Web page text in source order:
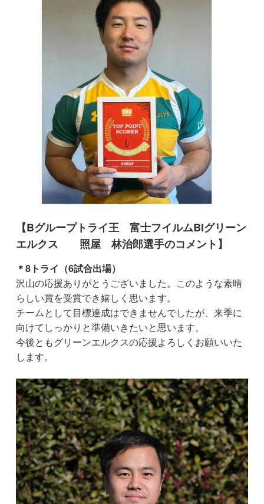
【Bグループトライ王 富士フイルムBIグリーン
エルクス 照屋 林治郎選手のコメント】
＊8トライ（6試合出場）
沢山の応援ありがとうございました。このような素晴
らしい賞を受賞でき嬉しく思います。
チームとして目標達成はできませんでしたが、来季に
向けてしっかりと準備いきたいと思います。
今後ともグリーンエルクスの応援よろしくお願いいた
します。